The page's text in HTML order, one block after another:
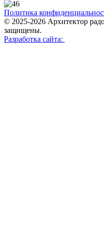
Политика
© 2025-2026 Архитектор
защищены.
Разработка сайта: